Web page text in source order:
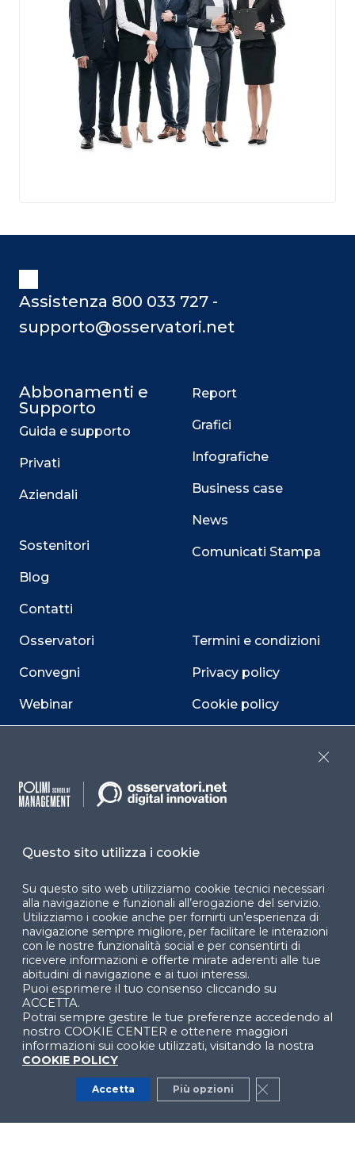
Assistenza 800 033 727 -
supporto@osservatori.net
Abbonamenti e
Supporto
Guida e supporto
Privati
Aziendali
Sostenitori
Blog
Contatti
Osservatori
Convegni
Webinar
Report
Grafici
Infografiche
Business case
News
Comunicati Stampa
Termini e condizioni
Privacy policy
Cookie policy
accessibilità
Facebook LinkedIn
YouTube X
© 2024 Copyright © Politecnico di Milano Dipartimento
di Ingegneria Gestionale
Questo sito utilizza i cookie
Su questo sito web utilizziamo cookie tecnici necessari
alla navigazione e funzionali all’erogazione del servizio.
Utilizziamo i cookie anche per fornirti un’esperienza di
navigazione sempre migliore, per facilitare le interazioni
con le nostre funzionalità social e per consentirti di
ricevere informazioni e offerte mirate aderenti alle tue
abitudini di navigazione e ai tuoi interessi.
Puoi esprimere il tuo consenso cliccando su
ACCETTA.
Potrai sempre gestire le tue preferenze accedendo al
nostro COOKIE CENTER e ottenere maggiori
informazioni sui cookie utilizzati, visitando la nostra
COOKIE POLICY
Accetta Più opzioni Close GDPR